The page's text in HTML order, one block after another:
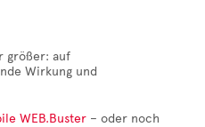
größer: auf
Wirkung und
WEB.Buster – oder noch